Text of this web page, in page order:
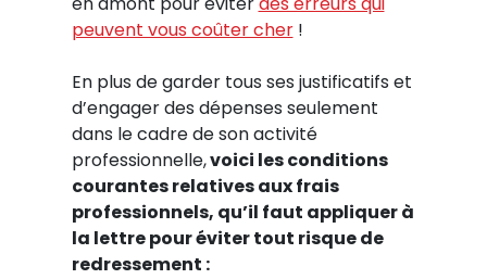
peuvent vous coûter cher!
En plus de garder tous ses justificatifs et
d’engager des dépenses seulement
dans le cadre de son activité
professionnelle,voici les conditions
courantes relatives aux frais
professionnels, qu’il faut appliquer à
la lettre pour éviter tout risque de
redressement :